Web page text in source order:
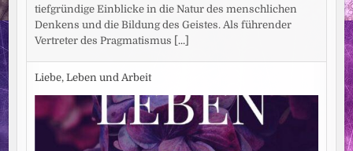
tiefgründige Einblicke in die Natur des menschlichen
Denkens und die Bildung des Geistes. Als führender
Vertreter des Pragmatismus [...]
Liebe, Leben und Arbeit